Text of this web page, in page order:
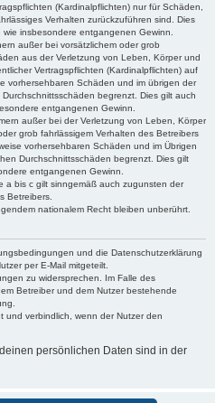
(Kardinalpflichten) nur für Schäden,
Verhalten zurückzuführen sind. Dies
insbesondere entgangenen Gewinn.
außer bei vorsätzlichem oder grob
aus der Verletzung von Leben, Körper und
Vertragspflichten (Kardinalpflichten) auf
vorhersehbaren Schäden und im übrigen der
begrenzt. Dies gilt auch
entgangenen Gewinn.
außer bei der Verletzung von Leben, Körper
grob fahrlässigem Verhalten des Betreibers
vorhersehbaren Schäden und im Übrigen
Durchschnittsschäden begrenzt. Dies gilt
entgangenen Gewinn.
a bis c gilt sinngemäß auch zugunsten der
Betreibers.
nationalem Recht bleiben unberührt.
und die Datenschutzerklärung
per E-Mail mitgeteilt.
zu widersprechen. Im Falle des
Betreiber und dem Nutzer bestehende
und verbindlich, wenn der Nutzer den
persönlichen Daten sind in der